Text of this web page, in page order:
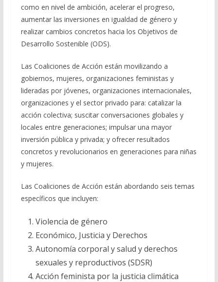
como en nivel de ambición, acelerar el progreso,
aumentar las inversiones en igualdad de género y
realizar cambios concretos hacia los Objetivos de
Desarrollo Sostenible (ODS).
Las Coaliciones de Acción están movilizando a
gobiernos, mujeres, organizaciones feministas y
lideradas por jóvenes, organizaciones internacionales,
organizaciones y el sector privado para: catalizar la
acción colectiva; suscitar conversaciones globales y
locales entre generaciones; impulsar una mayor
inversión pública y privada; y ofrecer resultados
concretos y revolucionarios en generaciones para niñas
y mujeres.
Las Coaliciones de Acción están abordando seis temas
específicos que incluyen:
Violencia de género
Económico, Justicia y Derechos
Autonomía corporal y salud y derechos
sexuales y reproductivos (SDSR)
Acción feminista por la justicia climática